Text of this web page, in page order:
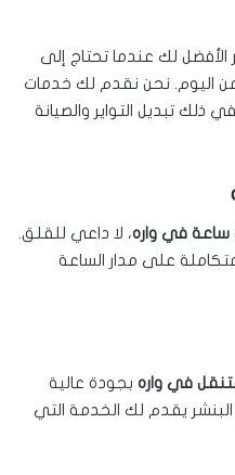
الأفضل لك عندما تحتاج إلى
اليوم. نحن نقدم لك خدمات
تبديل التواير والصيانة
، لا داعي للقلق.
على مدار الساعة
في واره بجودة عالية
يقدم لك الخدمة التي